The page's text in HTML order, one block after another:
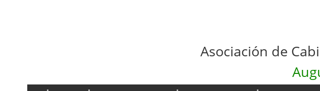
Asociación de